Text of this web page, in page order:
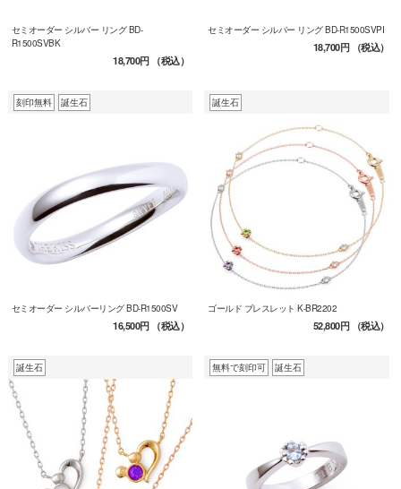
セミオーダー シルバー リング BD-
R1500SVBK
18,700円（税込）
セミオーダー シルバー リング BD-R1500SVPI
18,700円（税込）
刻印無料 誕生石
セミオーダー シルバーリング BD-R1500SV
16,500円（税込）
誕生石
ゴールド ブレスレット K-BR2202
52,800円（税込）
誕生石 無料で刻印可 誕生石